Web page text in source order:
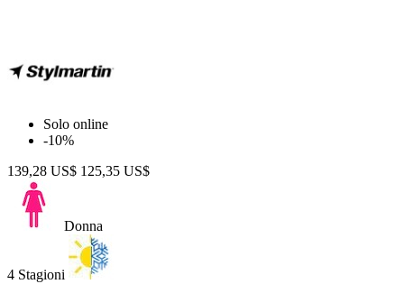
Solo online
-10%
139,28 US$ 125,35 US$
Donna
4 Stagioni